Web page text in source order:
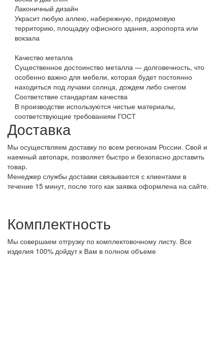
Лаконичный дизайн
Украсит любую аллею, набережную, придомовую
территорию, площадку офисного здания, аэропорта или
вокзала
Качество металла
Существенное достоинство металла — долговечность, что
особенно важно для мебели, которая будет постоянно
находиться под лучами солнца, дождем либо снегом
Соответствие стандартам качества
В производстве используются чистые материалы,
соответствующие требованиям ГОСТ
Доставка
Мы осуществляем доставку по всем регионам России. Свой и
наемный автопарк, позволяет быстро и безопасно доставить
товар.
Менеджер службы доставки связывается с клиентами в
течение 15 минут, после того как заявка оформлена на сайте.
Комплектность
Мы совершаем отгрузку по комплектовочному листу. Все
изделия 100% дойдут к Вам в полном объеме